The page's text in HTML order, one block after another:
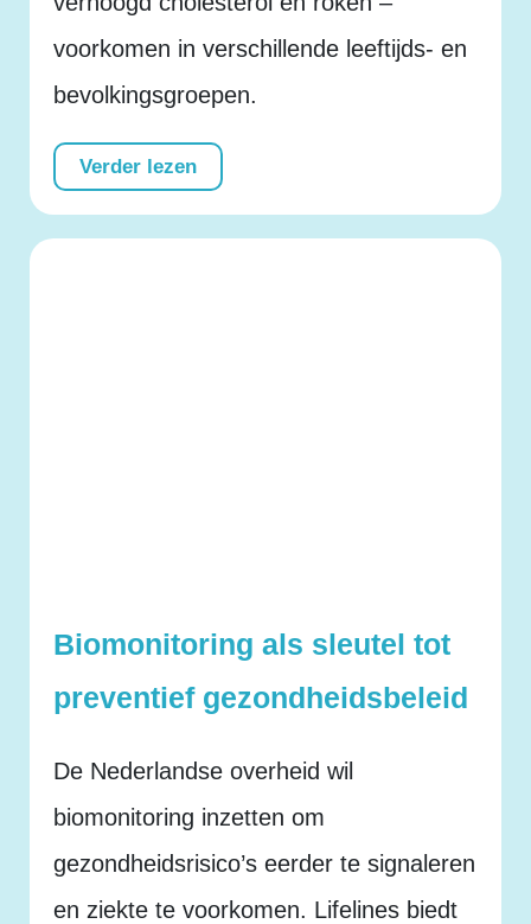
voorkomen in verschillende leeftijds- en
bevolkingsgroepen.
Verder lezen
Biomonitoring als sleutel tot
preventief gezondheidsbeleid
De Nederlandse overheid wil
biomonitoring inzetten om
gezondheidsrisico’s eerder te signaleren
en ziekte te voorkomen. Lifelines biedt